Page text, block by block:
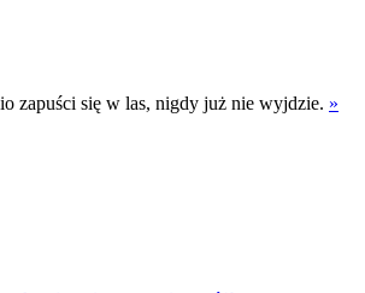
zapuści się w las, nigdy już nie wyjdzie. »